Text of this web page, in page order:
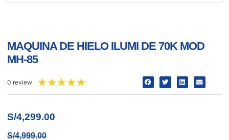
MAQUINA DE HIELO ILUMI DE 70K MOD
MH-85
0 review ★★★★★
S/4,299.00
S/4,999.00